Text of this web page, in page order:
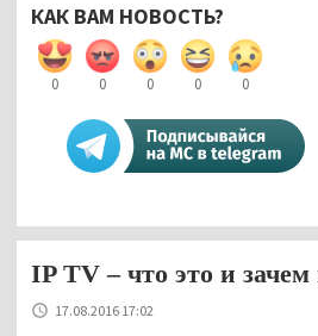
КАК ВАМ НОВОСТЬ?
0 0 0 0 0
IP TV – что это и
17.08.2016 17:02